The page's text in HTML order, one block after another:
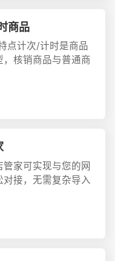
商品
点计次/计时是商品
核销商品与普通商
家可实现与您的网
接，无需复杂导入